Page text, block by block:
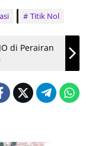
Titik Nol
di Perairan